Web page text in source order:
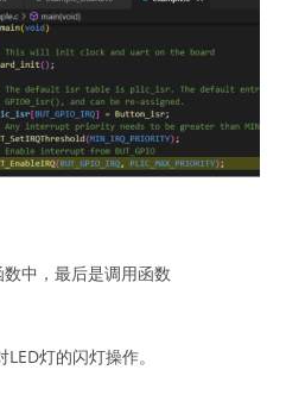
中，最后是调用函数
灯的闪灯操作。